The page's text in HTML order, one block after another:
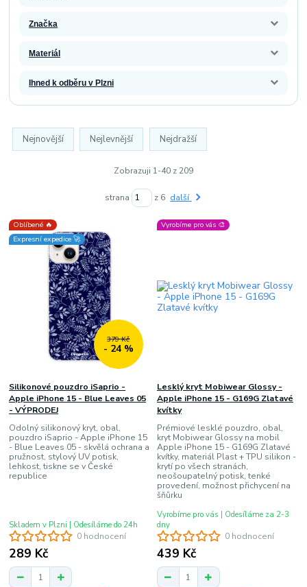
Značka
Materiál
Ihned k odběru v Plzni
Nejnovější Nejlevnější Nejdražší
Zobrazuji 1-40 z 209
strana z 6 další
Oblíbené 🔥
Expresní expedice 🚀
379 Kč
- 24 %
0 hodnocení
Silikonové pouzdro iSaprio -
Apple iPhone 15 - Blue Leaves 05
- VÝPRODEJ
Odolný silikonový kryt, obal,
pouzdro iSaprio - Apple iPhone 15
- Blue Leaves 05 - skvělá ochrana a
pružnost, stylový UV potisk,
lehkost, tiskne se v České
republice
289 Kč
Skladem v Plzni | Odesíláme do 24h
Vyrobíme pro vás 🎨
0 hodnocení
Lesklý kryt Mobiwear Glossy -
Apple iPhone 15 - G169G Zlatavé
kvítky
Prémiové lesklé pouzdro, obal,
kryt Mobiwear Glossy na mobil
Apple iPhone 15 - G169G Zlatavé
kvítky, materiál Plast + TPU silikon -
krytí po všech stranách,
neošoupatelný potisk, tenké
provedení, možnost přichycení na
šňůrku
439 Kč
Vyrobíme pro vás | Odesíláme za 2-3
dny